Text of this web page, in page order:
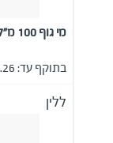
מי גוף 100 מ"ל ב-45 ₪ במקום 99.90 ₪
בתוקף עד: 31.08.26
ללין